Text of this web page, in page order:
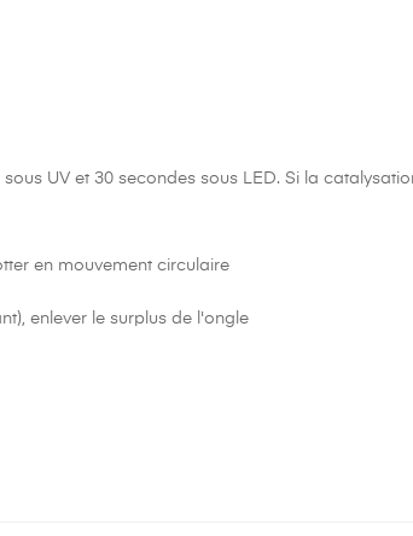
UV et 30 secondes sous LED. Si la
en mouvement circulaire
enlever le surplus de l'ongle